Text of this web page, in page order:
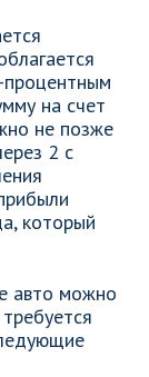
на счет
не позже
2 с
который
авто можно